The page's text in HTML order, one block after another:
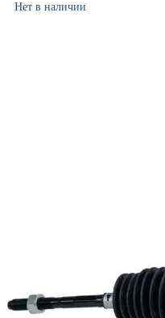
Нет в наличии